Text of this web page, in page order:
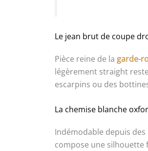
Le jean brut de coupe
Pièce reine de la garde-
légèrement straight
escarpins ou des
La chemise blanche
Indémodable depuis des
compose une silhouette